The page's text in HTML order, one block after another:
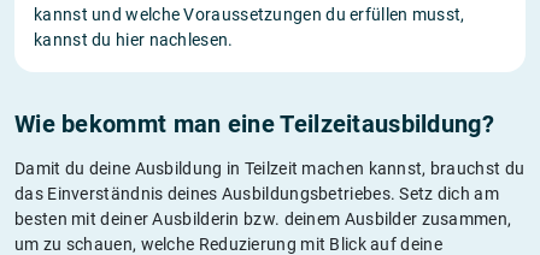
kannst und welche Voraussetzungen du erfüllen musst,
kannst du hier nachlesen.
Wie bekommt man eine Teilzeitausbildung?
Damit du deine Ausbildung in Teilzeit machen kannst, brauchst du
das Einverständnis deines Ausbildungsbetriebes. Setz dich am
besten mit deiner Ausbilderin bzw. deinem Ausbilder zusammen,
um zu schauen, welche Reduzierung mit Blick auf deine